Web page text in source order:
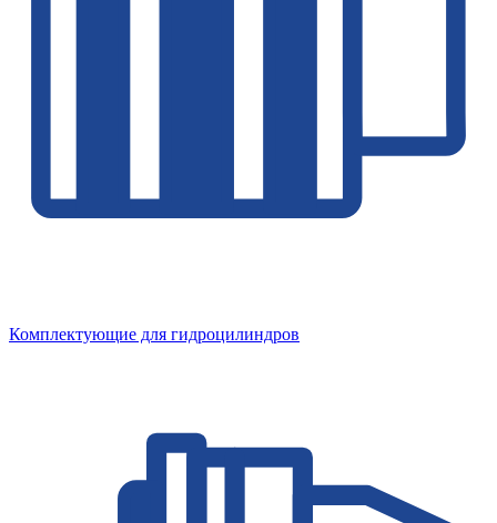
Комплектующие для гидроцилиндров